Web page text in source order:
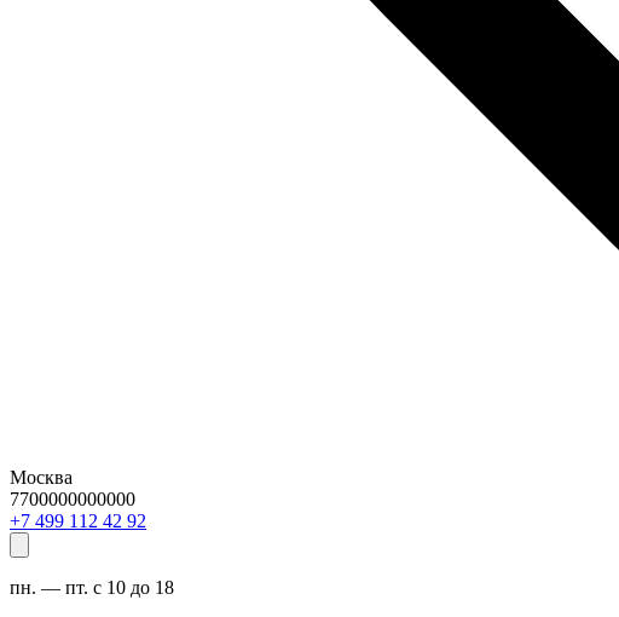
Москва
7700000000000
29 24 211 994 7+
пн. — пт. с 10 до 18